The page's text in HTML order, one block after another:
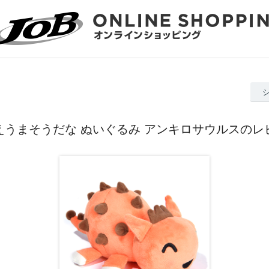
うまそうだな ぬいぐるみ アンキロサウルスのレ